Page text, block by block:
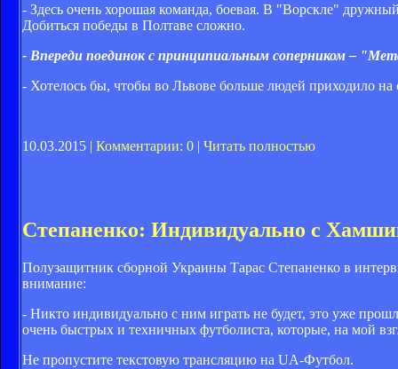
- Здесь очень хорошая команда, боевая. В "Ворскле"
Добиться победы в Полтаве сложно.
- Впереди поединок с принципиальным соперником –
- Хотелось бы, чтобы во Львове больше людей приходило на
10.03.2015 | Комментарии: 0 | Читать полностью
Степаненко: Индивидуально с
Полузащитник сборной Украины Тарас Степаненко в
внимание:
- Никто индивидуально с ним играть не будет, это уже
очень быстрых и техничных футболиста, которые, на мой
Не пропустите текстовую трансляцию на UA-Футбол.